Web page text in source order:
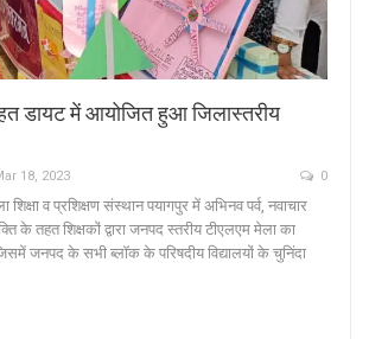
डायट में आयोजित हुआ जिलास्तरीय
18, 2023 0
व प्रशिक्षण संस्थान पयागपुर में अभिनव पर्व, नवाचार
के तहत शिक्षकों द्वारा जनपद स्तरीय टीएलएम मेला का
जनपद के सभी ब्लॉक के परिषदीय विद्यालयों के चुनिंदा